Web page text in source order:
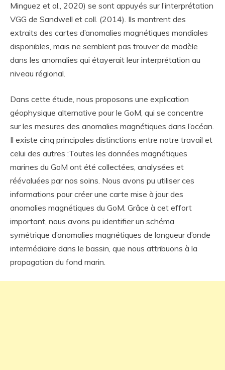
Minguez et al., 2020) se sont appuyés sur l’interprétation
VGG de Sandwell et coll. (2014). Ils montrent des
extraits des cartes d’anomalies magnétiques mondiales
disponibles, mais ne semblent pas trouver de modèle
dans les anomalies qui étayerait leur interprétation au
niveau régional.
Dans cette étude, nous proposons une explication
géophysique alternative pour le GoM, qui se concentre
sur les mesures des anomalies magnétiques dans l’océan.
Il existe cinq principales distinctions entre notre travail et
celui des autres :Toutes les données magnétiques
marines du GoM ont été collectées, analysées et
réévaluées par nos soins. Nous avons pu utiliser ces
informations pour créer une carte mise à jour des
anomalies magnétiques du GoM. Grâce à cet effort
important, nous avons pu identifier un schéma
symétrique d’anomalies magnétiques de longueur d’onde
intermédiaire dans le bassin, que nous attribuons à la
propagation du fond marin.